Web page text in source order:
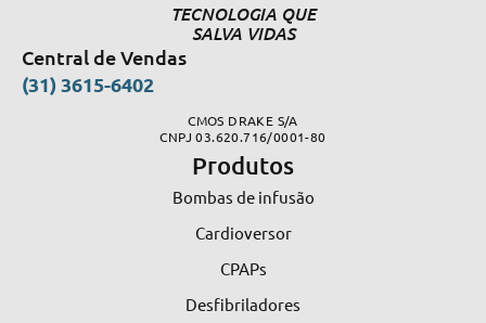
TECNOLOGIA QUE
SALVA VIDAS
Central de Vendas
(31) 3615-6402
CMOS DRAKE S/A
CNPJ 03.620.716/0001-80
Produtos
Bombas de infusão
Cardioversor
CPAPs
Desfibriladores